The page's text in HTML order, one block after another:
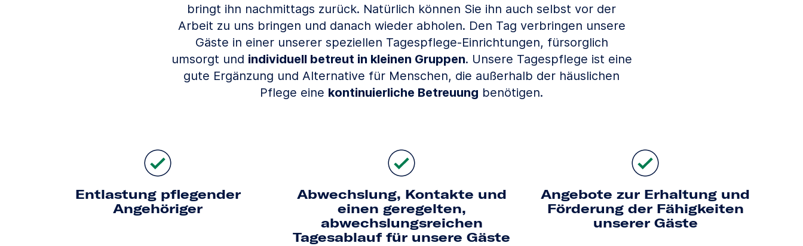
bringt ihn nachmittags zurück. Natürlich können Sie ihn auch selbst vor der
Arbeit zu uns bringen und danach wieder abholen. Den Tag verbringen unsere
Gäste in einer unserer speziellen Tagespflege-Einrichtungen, fürsorglich
umsorgt und individuell betreut in kleinen Gruppen. Unsere Tagespflege ist eine
gute Ergänzung und Alternative für Menschen, die außerhalb der häuslichen
Pflege eine kontinuierliche Betreuung benötigen.
Entlastung pflegender
Angehöriger
Abwechslung, Kontakte und
einen geregelten,
abwechslungs­reichen
Tagesablauf für unsere Gäste
Angebote zur Erhaltung und
Förderung der Fähigkeiten
unserer Gäste